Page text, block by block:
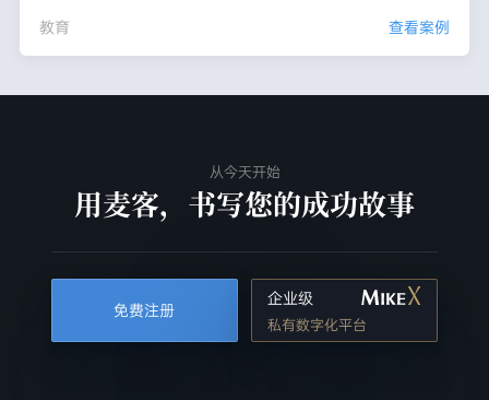
教育 查看案例
从今天开始
用麦客，书写您的成功故事
免费注册
企业级
私有数字化平台